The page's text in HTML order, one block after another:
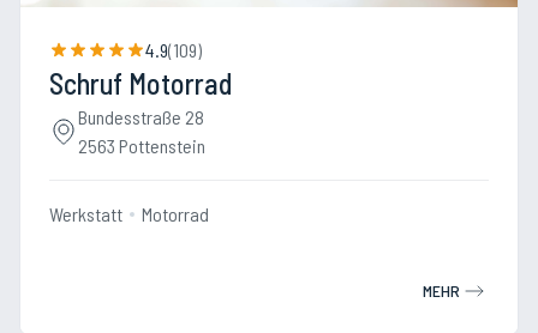
4.9(109)
Schruf Motorrad
Bundesstraße 28
2563 Pottenstein
Werkstatt Motorrad
MEHR